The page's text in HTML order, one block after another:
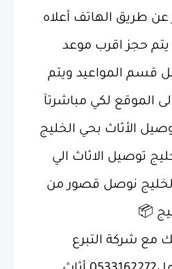
عن طريق الهاتف أعلاه
سوف يتم حجز اقرب موعد
قسم المواعيد ويتم
الموقع لكي مباشرتآ
الأثاث بحي الخليج
توصيل الاثاث الي
نوصل قصور من
📦
مع شركة التبرع